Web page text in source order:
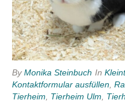
ByMonika Steinbuch In
Kontaktformular ausfüllen
Tierheim
Tierheim Ulm